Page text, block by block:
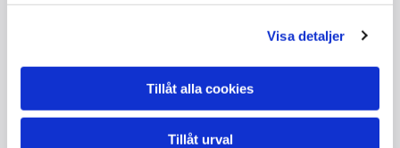
Visa detaljer
Tillåt alla cookies
Tillåt urval